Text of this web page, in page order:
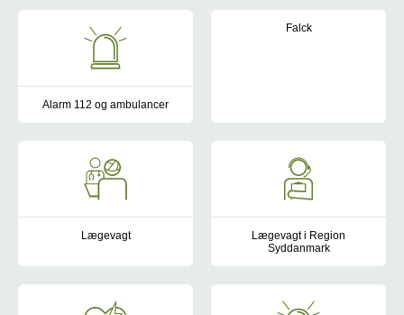
Alarm 112 og ambulancer
Falck
Lægevagt
Når du kommer til skade uden for din egen læges åbningstid,
Lægevagt i Region
Syddanmark